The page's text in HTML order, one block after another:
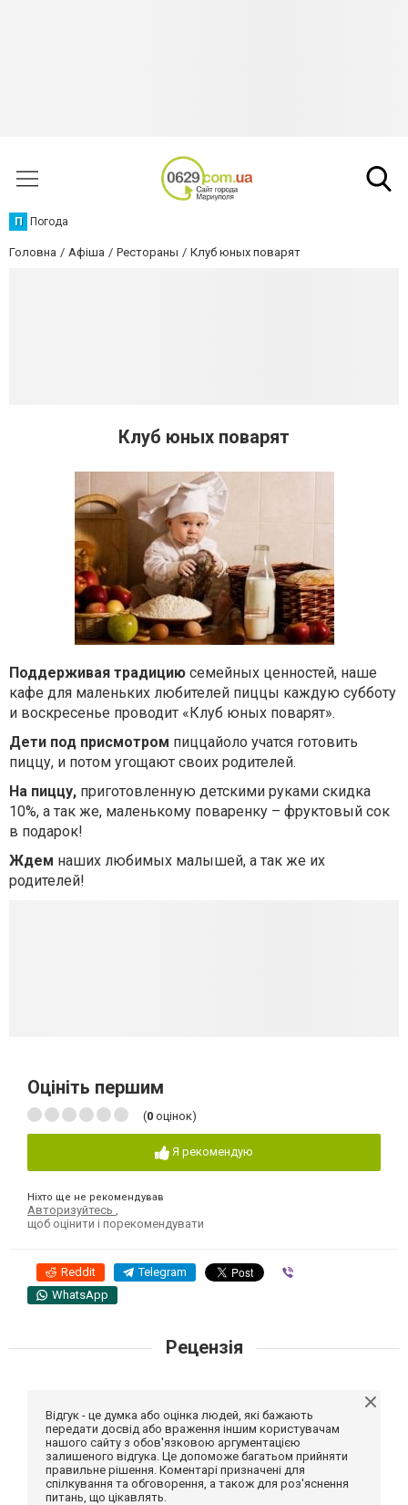
П Погода
Головна Афіша Рестораны Клуб юных поварят
Клуб юных поварят
Поддерживая традицию семейных ценностей, наше
кафе для маленьких любителей пиццы каждую субботу
и воскресенье проводит «Клуб юных поварят».
Дети под присмотром пиццайоло учатся готовить
пиццу, и потом угощают своих родителей.
На пиццу, приготовленную детскими руками скидка
10%, а так же, маленькому поваренку – фруктовый сок
в подарок!
Ждем наших любимых малышей, а так же их
родителей!
Оцініть першим
(0 оцінок)
Я рекомендую
Ніхто ще не рекомендував
Авторизуйтесь
щоб оцінити і порекомендувати
Reddit Telegram
WhatsApp
Рецензія
Відгук - це думка або оцінка людей, які бажають
передати досвід або враження іншим користувачам
нашого сайту з обов'язковою аргументацією
залишеного відгука. Це допоможе багатьом прийняти
правильне рішення. Коментарі призначені для
спілкування та обговорення, а також для роз'яснення
питань, що цікавлять.